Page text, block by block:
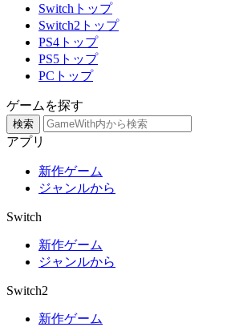
Switchトップ
Switch2トップ
PS4トップ
PS5トップ
PCトップ
ゲームを探す
検索
アプリ
新作ゲーム
ジャンルから
Switch
新作ゲーム
ジャンルから
Switch2
新作ゲーム